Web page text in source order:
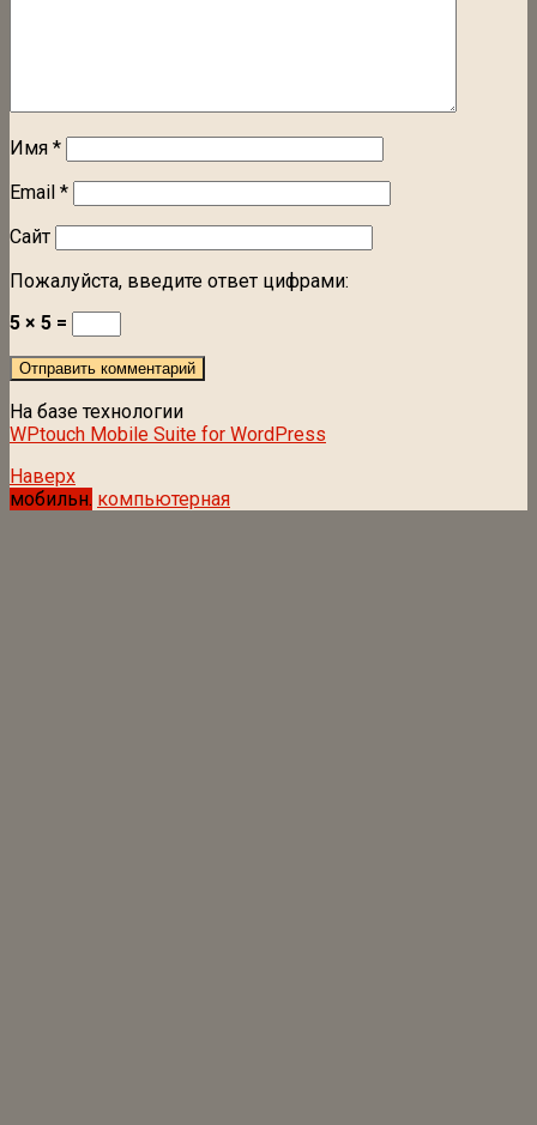
Имя *
Email *
Сайт
Пожалуйста, введите ответ цифрами:
5 × 5 =
На базе технологии
WPtouch Mobile Suite for WordPress
Наверх
мобильн. компьютерная